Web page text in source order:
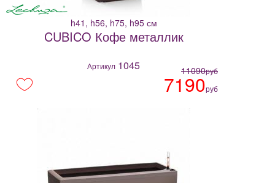
h41, h56, h75, h95 см
CUBICO Кофе металлик
Артикул 1045 11090руб
7190руб